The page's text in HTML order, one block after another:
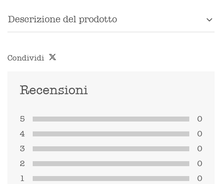
Descrizione del prodotto
Condividi
Recensioni
5
0
4
0
3
0
2
0
1
0